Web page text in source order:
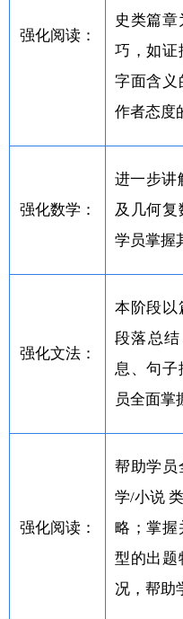
强化阅读：
史类篇
巧，如证
字面含义
作者态度
强化数学：
进一步讲
及几何复
学员掌握
强化文法：
本阶段以
段落总
息、句子
员全面掌
强化阅读：
帮助学员
学/小说
略；掌握
型的出题
况，帮助